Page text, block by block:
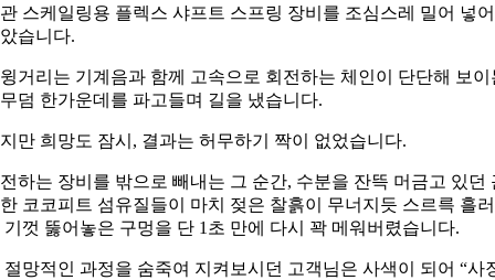
스케일링용 플렉스 샤프트 스프링 장비를 조심스레 밀어 넣어
습니다.
거리는 기계음과 함께 고속으로 회전하는 체인이 단단해 보이
덤 한가운데를 파고들며 길을 냈습니다.
만 희망도 잠시, 결과는 허무하기 짝이 없었습니다.
하는 장비를 밖으로 빼내는 그 순간, 수분을 잔뜩 머금고 있던
코코피트 섬유질들이 마치 젖은 찰흙이 무너지듯 스르륵 흘
기껏 뚫어놓은 구멍을 단 1초 만에 다시 꽉 메워버렸습니다.
절망적인 과정을 숨죽여 지켜보시던 고객님은 사색이 되어 “사